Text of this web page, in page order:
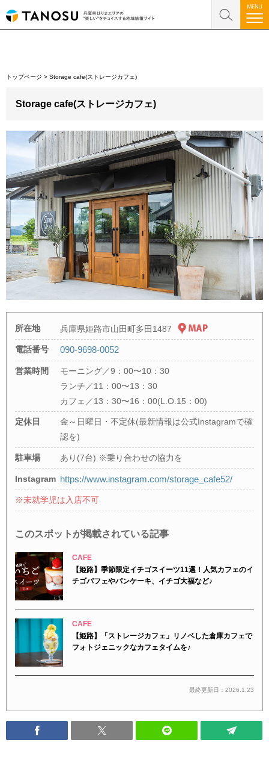
トップページ >Storage cafe(ストレージカフェ)
Storage cafe(ストレージカフェ)
所在地 兵庫県姫路市山田町多田1487
電話番号 090-9698-0052
営業時間
モーニング／9：00〜10：30
ランチ／11：00〜13：30
カフェ／13：30〜16：00(L.O.15：00)
定休日
金～日曜日・不定休(最新情報は公式Instagramで確
認を)
駐車場 あり(7台) ※乗り合わせの協力を
Instagram https://www.instagram.com/storage_cafe52/
※未就学児は入店不可
このスポットが掲載されている記事
CAFE
【姫路】季節限定イチゴスイーツ11選！人気カフェのイ
チゴパフェやパンケーキ、イチゴ大福など♪
CAFE
【姫路】「ストレージカフェ」リノベした倉庫カフェで
フォトジェニックなカフェタイムを♪
最終更新日：2026.1.23